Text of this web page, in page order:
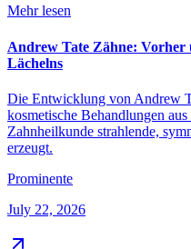
Mehr lesen
Andrew Tate Zähne: Vorher
Lächelns
Die Entwicklung von Andrew
kosmetische Behandlungen
Zahnheilkunde strahlende,
erzeugt.
Prominente
July 22, 2026